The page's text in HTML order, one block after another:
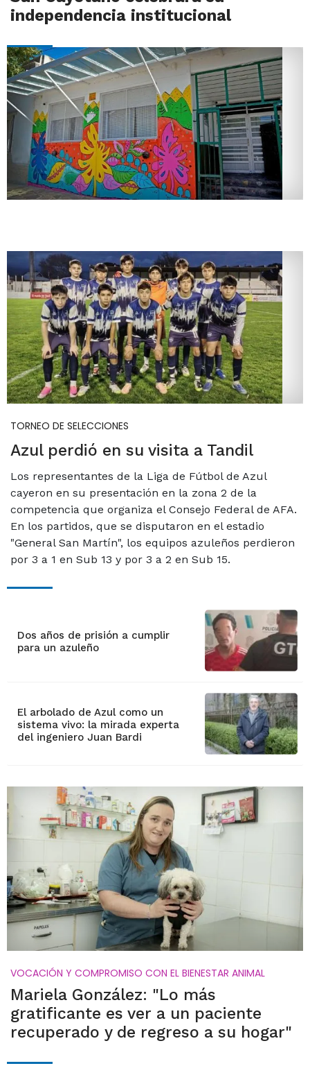
independencia institucional
TORNEO DE SELECCIONES
Azul perdió en su visita a Tandil
Los representantes de la Liga de Fútbol de Azul
cayeron en su presentación en la zona 2 de la
competencia que organiza el Consejo Federal de AFA.
En los partidos, que se disputaron en el estadio
"General San Martín", los equipos azuleños perdieron
por 3 a 1 en Sub 13 y por 3 a 2 en Sub 15.
Dos años de prisión a cumplir
para un azuleño
El arbolado de Azul como un
sistema vivo: la mirada experta
del ingeniero Juan Bardi
VOCACIÓN Y COMPROMISO CON EL BIENESTAR ANIMAL
Mariela González: "Lo más
gratificante es ver a un paciente
recuperado y de regreso a su hogar"